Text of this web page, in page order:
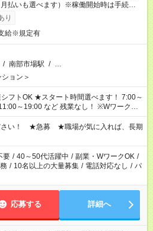
払いも選べます）※稼働開始時は手続き完
ります。
り
給※規定有
/ 南部市場駅 / …
ョン＞
選べます！ 7:00～
19:00 など 残業なし！ ※Wワークの
わせ週40時間超の就業はご案内できませ
20時間以上勤務は社会保険への加入対象
遣法（日雇い派遣の原則禁止）により、
はご案内が難しい場合があります
さい！ ★急募 ★職場が気に入れば、長期
要 / 40～50代活躍中 / 副業・WワークOK /
/ 10名以上の大量募集 / 電話対応なし / パ
応募する 詳細へ